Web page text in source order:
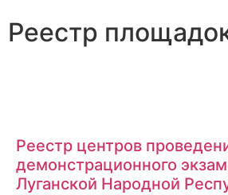
Реестр
Реестр центров
демонстрационного
Луганской Народной